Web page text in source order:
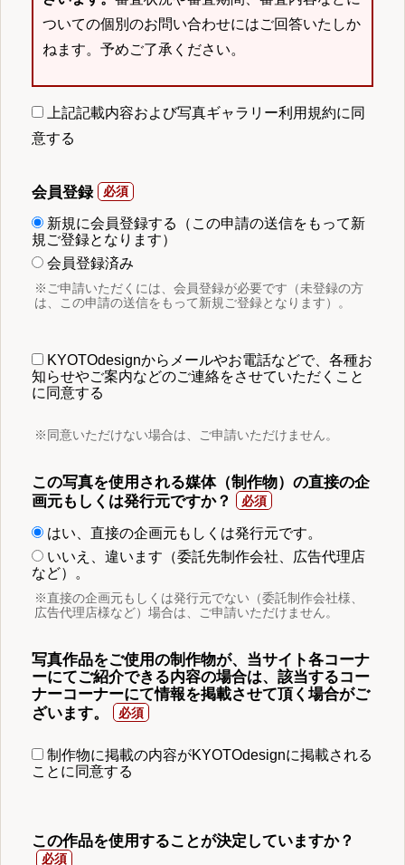
ついての個別のお問い合わせにはご回答いたしか
ねます。予めご了承ください。
上記記載内容および写真ギャラリー利用規約に同
意する
会員登録
新規に会員登録する（この申請の送信をもって新
規ご登録となります）
会員登録済み
※ご申請いただくには、会員登録が必要です（未登録の方
は、この申請の送信をもって新規ご登録となります）。
KYOTOdesignからメールやお電話などで、各種お
知らせやご案内などのご連絡をさせていただくこと
に同意する
※同意いただけない場合は、ご申請いただけません。
この写真を使用される媒体（制作物）の直接の企
画元もしくは発行元ですか？
はい、直接の企画元もしくは発行元です。
いいえ、違います（委託先制作会社、広告代理店
など）。
※直接の企画元もしくは発行元でない（委託制作会社様、
広告代理店様など）場合は、ご申請いただけません。
写真作品をご使用の制作物が、当サイト各コーナ
ーにてご紹介できる内容の場合は、該当するコー
ナーコーナーにて情報を掲載させて頂く場合がご
ざいます。
制作物に掲載の内容がKYOTOdesignに掲載される
ことに同意する
この作品を使用することが決定していますか？